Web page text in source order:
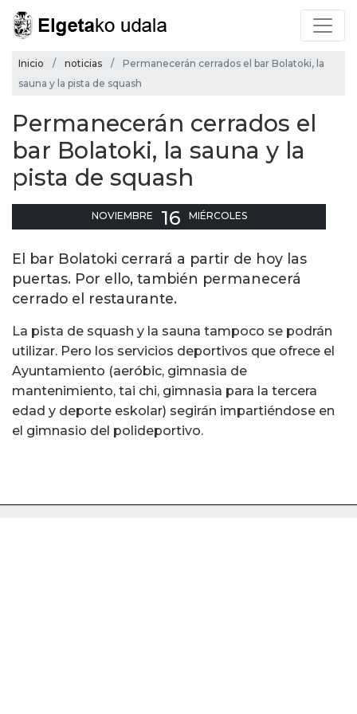
Inicio noticias
Permanecerán cerrados el bar Bolatoki, la
sauna y la pista de squash
Permanecerán cerrados el
bar Bolatoki, la sauna y la
pista de squash
NOVIEMBRE 16 MIÉRCOLES
El bar Bolatoki cerrará a partir de hoy las
puertas. Por ello, también permanecerá
cerrado el restaurante.
La pista de squash y la sauna tampoco se podrán
utilizar. Pero los servicios deportivos que ofrece el
Ayuntamiento (aeróbic, gimnasia de
mantenimiento, tai chi, gimnasia para la tercera
edad y deporte eskolar) segirán impartiéndose en
el gimnasio del polideportivo.